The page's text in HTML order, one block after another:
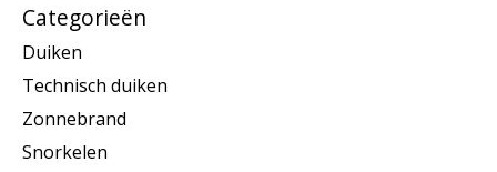
Categorieën
Duiken
Technisch duiken
Zonnebrand
Snorkelen